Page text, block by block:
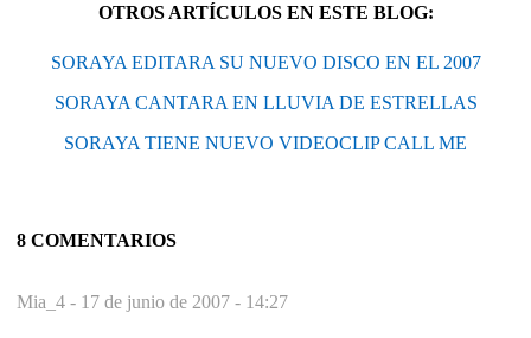
OTROS ARTÍCULOS EN ESTE BLOG:
SORAYA EDITARA SU NUEVO DISCO EN EL 2007
SORAYA CANTARA EN LLUVIA DE ESTRELLAS
SORAYA TIENE NUEVO VIDEOCLIP CALL ME
8 COMENTARIOS
Mia_4 - 17 de junio de 2007 - 14:27